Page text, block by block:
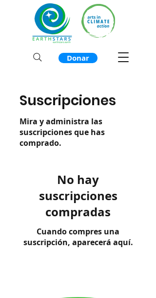
Donar
Suscripciones
Mira y administra las
suscripciones que has
comprado.
No hay
suscripciones
compradas
Cuando compres una
suscripción, aparecerá aquí.